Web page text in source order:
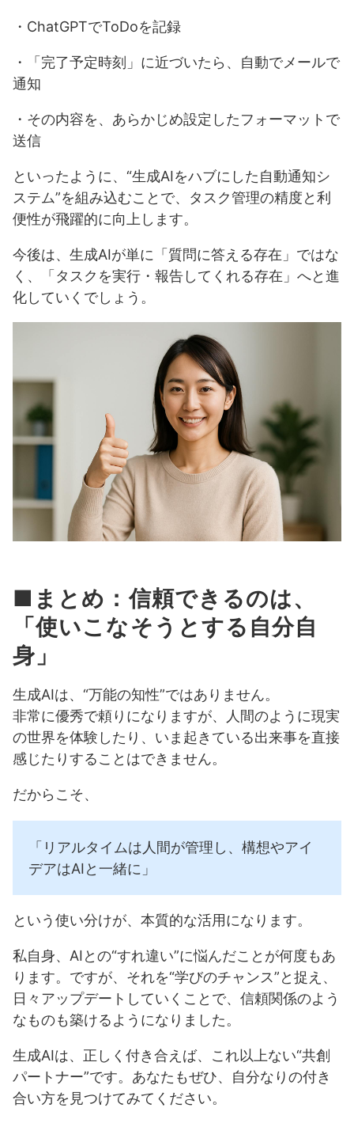
・ChatGPTでToDoを記録
・「完了予定時刻」に近づいたら、自動でメールで
通知
・その内容を、あらかじめ設定したフォーマットで
送信
といったように、“生成AIをハブにした自動通知シ
ステム”を組み込むことで、タスク管理の精度と利
便性が飛躍的に向上します。
今後は、生成AIが単に「質問に答える存在」ではな
く、「タスクを実行・報告してくれる存在」へと進
化していくでしょう。
■まとめ：信頼できるのは、
「使いこなそうとする自分自
身」
生成AIは、“万能の知性”ではありません。
非常に優秀で頼りになりますが、人間のように現実
の世界を体験したり、いま起きている出来事を直接
感じたりすることはできません。
だからこそ、
「リアルタイムは人間が管理し、構想やアイ
デアはAIと一緒に」
という使い分けが、本質的な活用になります。
私自身、AIとの“すれ違い”に悩んだことが何度もあ
ります。ですが、それを“学びのチャンス”と捉え、
日々アップデートしていくことで、信頼関係のよう
なものも築けるようになりました。
生成AIは、正しく付き合えば、これ以上ない“共創
パートナー”です。あなたもぜひ、自分なりの付き
合い方を見つけてみてください。